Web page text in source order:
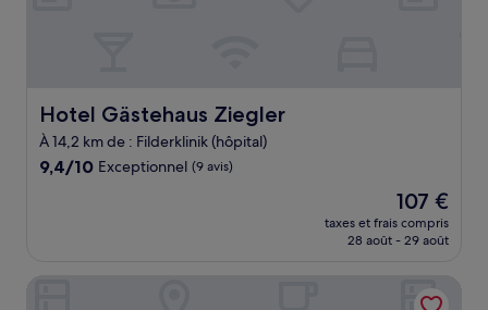
Hotel Gästehaus Ziegler
Hotel Gästehaus Ziegler
À 14,2 km de : Filderklinik (hôpital)
9.4
9,4/10 Exceptionnel (9 avis)
Le
nouveau
prix
de
107 €
107 €
taxes et frais compris
28 août - 29 août